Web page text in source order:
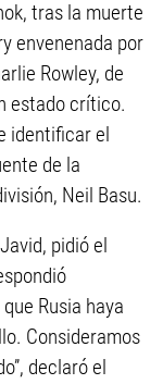
tras la muerte
envenenada por
Rowley, de
estado crítico.
identificar el
de la
Neil Basu.
pidió el
Rusia haya
Consideramos
declaró el